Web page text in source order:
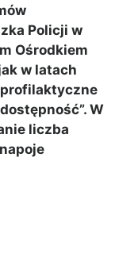
Policji w
Ośrodkiem
w latach
profilaktyczne
W
liczba